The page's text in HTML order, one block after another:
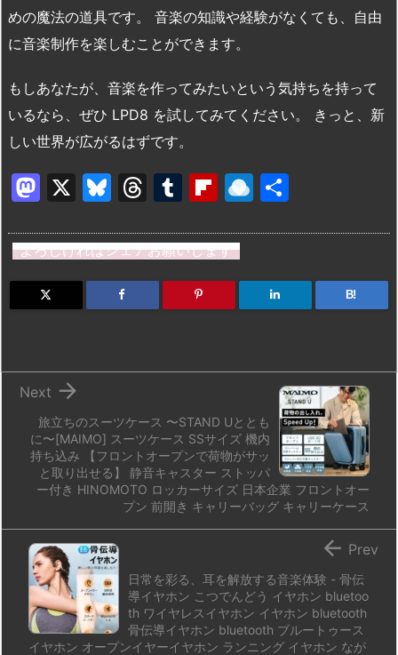
めの魔法の道具です。 音楽の知識や経験がなくても、自由
に音楽制作を楽しむことができます。
もしあなたが、音楽を作ってみたいという気持ちを持って
いるなら、ぜひ LPD8 を試してみてください。 きっと、新
しい世界が広がるはずです。
M
st
o
d
X
Bl
e
s
k
T
e
a
d
T
m
bl
r
Fl
b
o
ar
R
n
dr
o
よろしければシェアお願いします
B!
旅立ちのスーツケース 〜STAND Uととも
に〜[MAIMO] スーツケース SSサイズ 機内
持ち込み 【フロントオープンで荷物がサッ
と取り出せる】 静音キャスター ストッパ
ー付き HINOMOTO ロッカーサイズ 日本企業 フロントオー
プン 前開き キャリーバッグ キャリーケース

Next
日常を彩る、耳を解放する音楽体験 - 骨伝
導イヤホン こつでんどう イヤホン bluetoo
th ワイヤレスイヤホン イヤホン bluetooth
骨伝導イヤホン bluetooth ブルートゥース
イヤホン オープンイヤーイヤホン ランニング イヤホン なが
 Prev